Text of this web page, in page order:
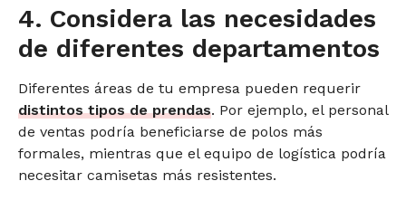
4. Considera las necesidades
de diferentes departamentos
Diferentes áreas de tu empresa pueden requerir
distintos tipos de prendas. Por ejemplo, el personal
de ventas podría beneficiarse de polos más
formales, mientras que el equipo de logística podría
necesitar camisetas más resistentes.